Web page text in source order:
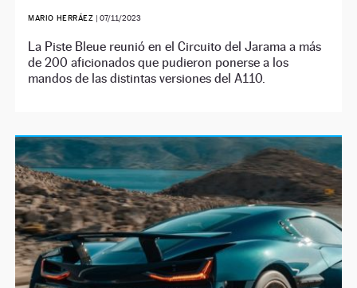
MARIO HERRÁEZ | 07/11/2023
La Piste Bleue reunió en el Circuito del Jarama a más
de 200 aficionados que pudieron ponerse a los
mandos de las distintas versiones del A110.